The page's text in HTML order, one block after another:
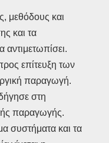
μεθόδους και
και τα
αντιμετωπίσει.
επίτευξη των
παραγωγή.
στη
παραγωγής.
συστήματα και τα